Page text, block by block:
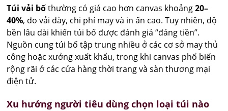
Túi vải bốthường có giá cao hơn canvas khoảng20–
40%, do vải dày, chi phí may và in ấn cao. Tuy nhiên, độ
bền lâu dài khiến túi bố được đánh giá “đáng tiền”.
Nguồn cung túi bố tập trung nhiều ở các cơ sở may thủ
công hoặc xưởng xuất khẩu, trong khi canvas phổ biến
rộng rãi ở các cửa hàng thời trang và sàn thương mại
điện tử.
Xu hướng người tiêu dùng chọn loại túi nào